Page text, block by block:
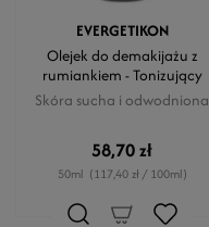
EVERGETIKON
Olejek do demakijażu z
rumiankiem - Tonizujący
Skóra sucha i odwodniona
58,70 zł
50ml (117,40 zł / 100ml)